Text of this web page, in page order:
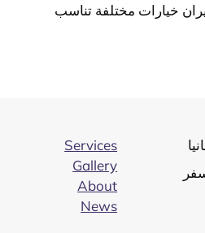
خيارات مختلفة تناسب
Services
Gallery
About
News